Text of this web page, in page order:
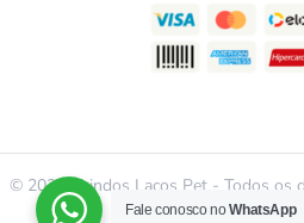
© 2021 | Lindos Laços Pet - Todos os
da
Fale conosco noWhatsApp